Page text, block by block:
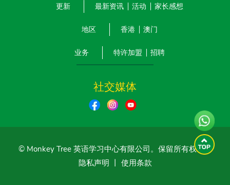
更新 最新资讯 活动 家长感想
地区 香港 澳门
业务 特许加盟 招聘
社交媒体
© Monkey Tree 英语学习中心有限公司。保留所有权利。
隐私声明
使用条款